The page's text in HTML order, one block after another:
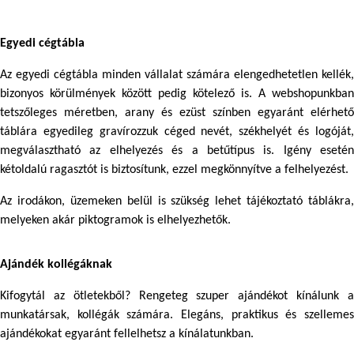
Egyedi cégtábla
Az egyedi cégtábla minden vállalat számára elengedhetetlen kellék,
bizonyos körülmények között pedig kötelező is. A webshopunkban
tetszőleges méretben, arany és ezüst színben egyaránt elérhető
táblára egyedileg gravírozzuk céged nevét, székhelyét és logóját,
megválasztható az elhelyezés és a betűtípus is. Igény esetén
kétoldalú ragasztót is biztosítunk, ezzel megkönnyítve a felhelyezést.
Az irodákon, üzemeken belül is szükség lehet tájékoztató táblákra,
melyeken akár piktogramok is elhelyezhetők.
Ajándék kollégáknak
Kifogytál az ötletekből? Rengeteg szuper ajándékot kínálunk a
munkatársak, kollégák számára. Elegáns, praktikus és szellemes
ajándékokat egyaránt fellelhetsz a kínálatunkban.